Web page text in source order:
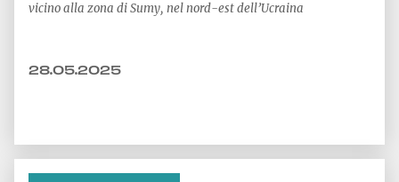
vicino alla zona di Sumy, nel nord-est dell’Ucraina
28.05.2025